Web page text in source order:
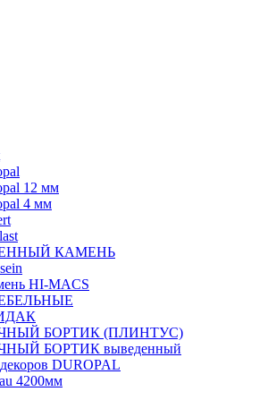
12 мм
4 мм
КАМЕНЬ
HI-MACS
БОРТИК (ПЛИНТУС)
БОРТИК выведенный
DUROPAL
4200мм